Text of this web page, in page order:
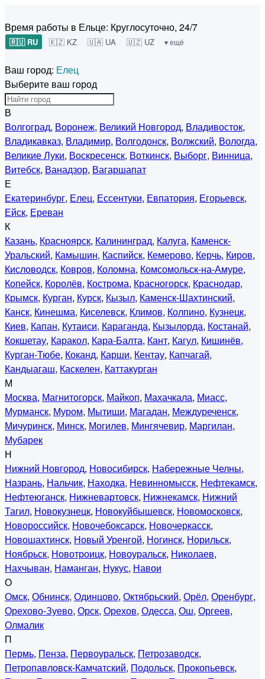
Время работы в Ельце: Круглосуточно, 24/7
🇷🇺 RU 🇰🇿 KZ 🇺🇦 UA 🇺🇿 UZ ▾ ещё
Ваш город: Елец
Выберите ваш город
В
Волгоград, Воронеж, Великий Новгород, Владивосток,
Владикавказ, Владимир, Волгодонск, Волжский, Вологда,
Великие Луки, Воскресенск, Воткинск, Выборг, Винница,
Витебск, Ванадзор, Вагаршапат
Е
Екатеринбург, Елец, Ессентуки, Евпатория, Егорьевск,
Ейск, Ереван
К
Казань, Красноярск, Калининград, Калуга, Каменск-
Уральский, Камышин, Каспийск, Кемерово, Керчь, Киров,
Кисловодск, Ковров, Коломна, Комсомольск-на-Амуре,
Копейск, Королёв, Кострома, Красногорск, Краснодар,
Крымск, Курган, Курск, Кызыл, Каменск-Шахтинский,
Канск, Кинешма, Киселевск, Климов, Колпино, Кузнецк,
Киев, Капан, Кутаиси, Караганда, Кызылорда, Костанай,
Кокшетау, Каракол, Кара-Балта, Кант, Кагул, Кишинёв,
Курган-Тюбе, Коканд, Карши, Кентау, Капчагай,
Кандыагаш, Каскелен, Каттакурган
М
Москва, Магнитогорск, Майкоп, Махачкала, Миасс,
Мурманск, Муром, Мытищи, Магадан, Междуреченск,
Мичуринск, Минск, Могилев, Мингячевир, Маргилан,
Мубарек
Н
Нижний Новгород, Новосибирск, Набережные Челны,
Назрань, Нальчик, Находка, Невинномысск, Нефтекамск,
Нефтеюганск, Нижневартовск, Нижнекамск, Нижний
Тагил, Новокузнецк, Новокуйбышевск, Новомосковск,
Новороссийск, Новочебоксарск, Новочеркасск,
Новошахтинск, Новый Уренгой, Ногинск, Норильск,
Ноябрьск, Новотроицк, Новоуральск, Николаев,
Нахчыван, Наманган, Нукус, Навои
О
Омск, Обнинск, Одинцово, Октябрьский, Орёл, Оренбург,
Орехово-Зуево, Орск, Орехов, Одесса, Ош, Оргеев,
Олмалик
П
Пермь, Пенза, Первоуральск, Петрозаводск,
Петропавловск-Камчатский, Подольск, Прокопьевск,